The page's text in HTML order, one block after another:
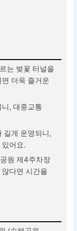
는 벚꽃 터널을
더욱 즐거운
, 대중교통
길게 운영되니,
어요.
원 제4주차장
다면 시간을